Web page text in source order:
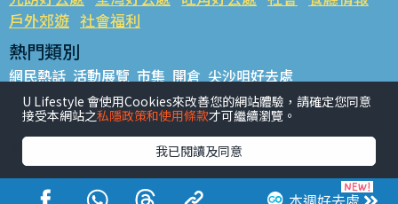
戶外郊遊 社會福利
熱門類別
網民熱話 活動展覽 市集 開倉 尖沙咀好去處
銅鑼灣好去處 元朗好去處 荃灣好去處 旺角好去處 社會
餐廳情報 戶外郊遊
熱門標籤
#UGO搵好去處 #人氣活動推介 #美食社群熱話
#親子玩樂好去處
#ULifestyle應用程式 #限時搶
U Lifestyle 會使用Cookies來改善您的網站體驗，請確定您同意
接受本網站之私隱政策和使用條款才可繼續瀏覽。
我已閱讀及同意